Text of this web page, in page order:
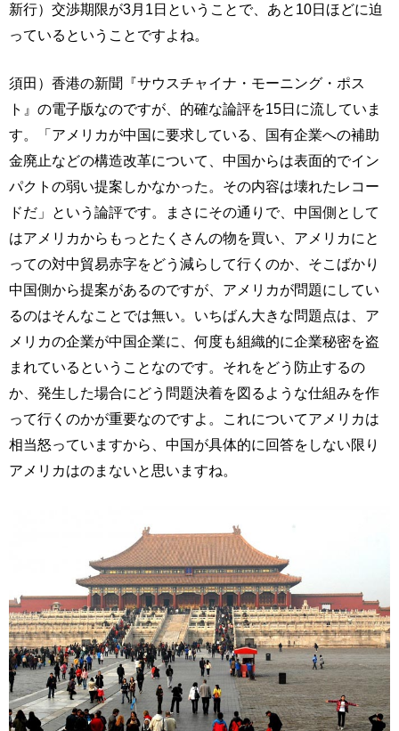
新行）交渉期限が3月1日ということで、あと10日ほどに迫
っているということですよね。
須田）香港の新聞『サウスチャイナ・モーニング・ポス
ト』の電子版なのですが、的確な論評を15日に流していま
す。「アメリカが中国に要求している、国有企業への補助
金廃止などの構造改革について、中国からは表面的でイン
パクトの弱い提案しかなかった。その内容は壊れたレコー
ドだ」という論評です。まさにその通りで、中国側として
はアメリカからもっとたくさんの物を買い、アメリカにと
っての対中貿易赤字をどう減らして行くのか、そこばかり
中国側から提案があるのですが、アメリカが問題にしてい
るのはそんなことでは無い。いちばん大きな問題点は、ア
メリカの企業が中国企業に、何度も組織的に企業秘密を盗
まれているということなのです。それをどう防止するの
か、発生した場合にどう問題決着を図るような仕組みを作
って行くのかが重要なのですよ。これについてアメリカは
相当怒っていますから、中国が具体的に回答をしない限り
アメリカはのまないと思いますね。